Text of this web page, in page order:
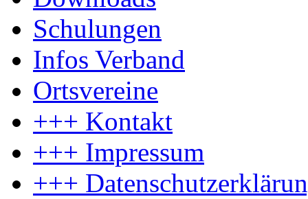
Schulungen
Infos Verband
Ortsvereine
+++ Kontakt
+++ Impressum
+++